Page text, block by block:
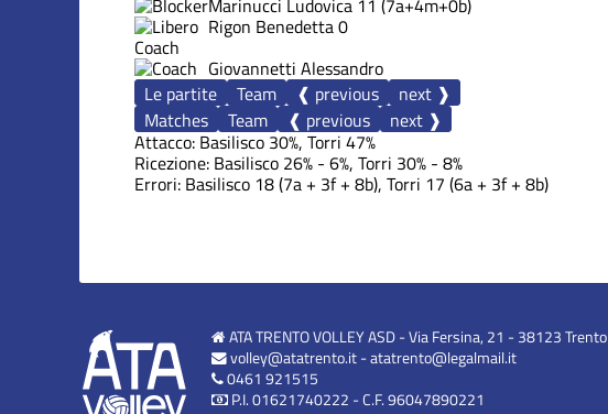
Rigon Benedetta0
Coach
Giovannetti Alessandro
Le partite
Team ❰ previous
next ❱
Matches
Team ❰ previous
next ❱
Attacco: Basilisco 30%, Torri 47%
Ricezione: Basilisco 26% - 6%, Torri 30% - 8%
Errori: Basilisco 18 (7a + 3f + 8b), Torri 17 (6a + 3f + 8b)
ATA TRENTO VOLLEY ASD - Via Fersina, 21 - 38123 Trento
volley@atatrento.it -atatrento@legalmail.it
0461 921515
P.I. 01621740222 - C.F. 96047890221